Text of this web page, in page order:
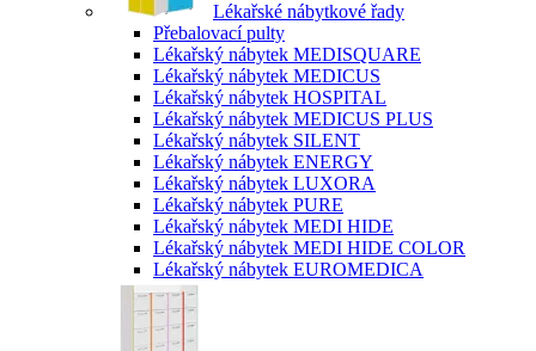
Lékařské nábytkové řady
Přebalovací pulty
Lékařský nábytek MEDISQUARE
Lékařský nábytek MEDICUS
Lékařský nábytek HOSPITAL
Lékařský nábytek MEDICUS PLUS
Lékařský nábytek SILENT
Lékařský nábytek ENERGY
Lékařský nábytek LUXORA
Lékařský nábytek PURE
Lékařský nábytek MEDI HIDE
Lékařský nábytek MEDI HIDE COLOR
Lékařský nábytek EUROMEDICA